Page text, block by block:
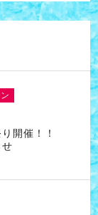
開催！！